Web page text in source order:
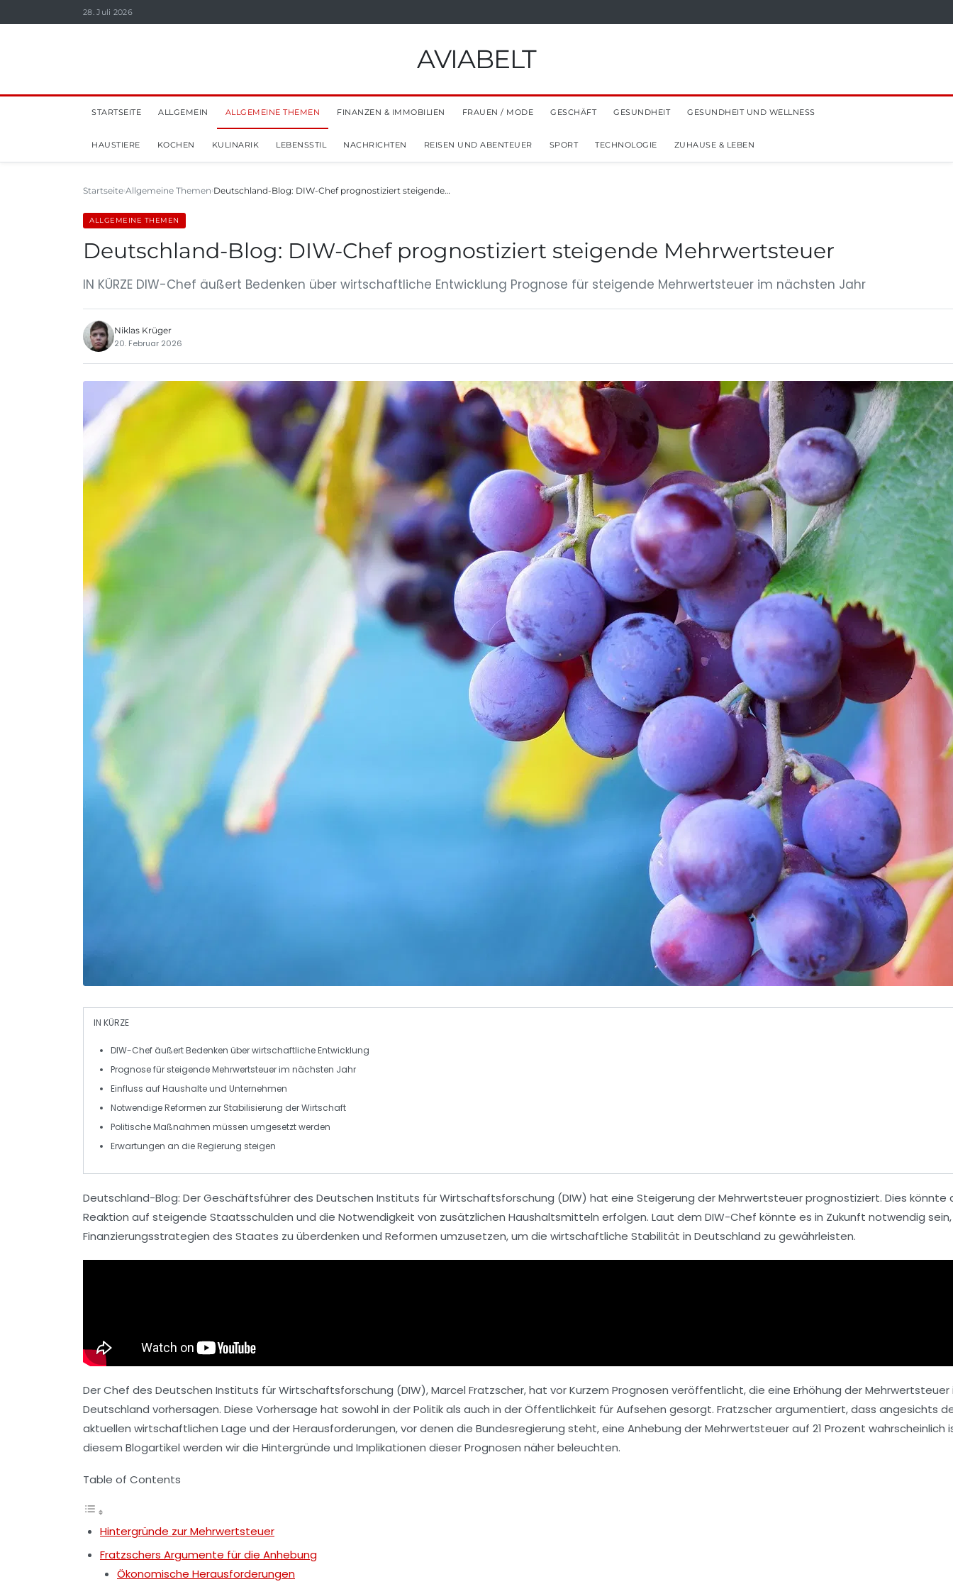
28. Juli 2026
AVIABELT
STARTSEITE ALLGEMEIN ALLGEMEINE THEMEN FINANZEN & IMMOBILIEN FRAUEN / MODE GESCHÄFT GESUNDHEIT GESUNDHEIT UND WELLNESS
HAUSTIERE KOCHEN KULINARIK LEBENSSTIL NACHRICHTEN REISEN UND ABENTEUER SPORT TECHNOLOGIE ZUHAUSE & LEBEN
Startseite Allgemeine Themen Deutschland-Blog: DIW-Chef prognostiziert steigende…
ALLGEMEINE THEMEN
Deutschland-Blog: DIW-Chef prognostiziert steigende Mehrwertsteuer
IN KÜRZE DIW-Chef äußert Bedenken über wirtschaftliche Entwicklung Prognose für steigende Mehrwertsteuer im nächsten Jahr
Niklas Krüger
20. Februar 2026
IN KÜRZE
DIW-Chef äußert Bedenken über wirtschaftliche Entwicklung
Prognose für steigendeMehrwertsteuerim nächsten Jahr
Einfluss aufHaushalteund Unternehmen
NotwendigeReformen zur Stabilisierung derWirtschaft
Politische Maßnahmen müssen umgesetztwerden
Erwartungen an dieRegierung steigen
Deutschland-Blog: Der Geschäftsführer des Deutschen Instituts für Wirtschaftsforschung (DIW) hat eine Steigerung der Mehrwertsteuerprognostiziert. Dies könnte
Reaktion auf steigende Staatsschulden und die Notwendigkeit von zusätzlichen Haushaltsmitteln erfolgen. Laut dem DIW-Chef könnte es in Zukunft notwendig
Finanzierungsstrategien des Staates zu überdenken und Reformen umzusetzen, um die wirtschaftliche Stabilität in Deutschland zu gewährleisten.
Der Chef des Deutschen Instituts für Wirtschaftsforschung (DIW), Marcel Fratzscher, hat vor Kurzem Prognosen veröffentlicht, die eine Erhöhung der Mehrwertsteuer
Deutschland vorhersagen. Diese Vorhersage hat sowohl in der Politik als auch in der Öffentlichkeit für Aufsehen gesorgt. Fratzscher argumentiert, dass angesichts
aktuellen wirtschaftlichen Lage und der Herausforderungen, vor denen die Bundesregierung steht, eine Anhebung derMehrwertsteuer auf 21 Prozent wahrscheinlich
diesem Blogartikel werden wir die Hintergründe und Implikationen dieser Prognosen näher beleuchten.
Table of Contents
Hintergründe zur Mehrwertsteuer
Fratzschers Argumente für die Anhebung
Ökonomische Herausforderungen